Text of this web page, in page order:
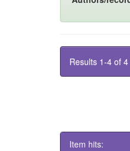
Results 1-4 of
Item hits: